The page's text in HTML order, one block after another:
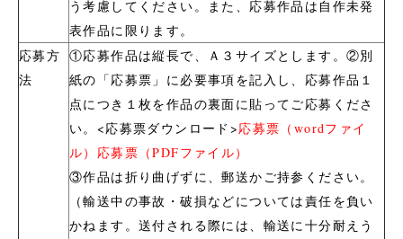
う考慮してください。また、応募作品は自作未発
表作品に限ります。
応募方
法
①応募作品は縦長で、Ａ３サイズとします。②別
紙の「応募票」に必要事項を記入し、応募作品１
点につき１枚を作品の裏面に貼ってご応募くださ
い。<応募票ダウンロード>応募票（wordファイ
ル） 応募票（PDFファイル）
③作品は折り曲げずに、郵送かご持参ください。
（輸送中の事故・破損などについては責任を負い
かねます。送付される際には、輸送に十分耐えう